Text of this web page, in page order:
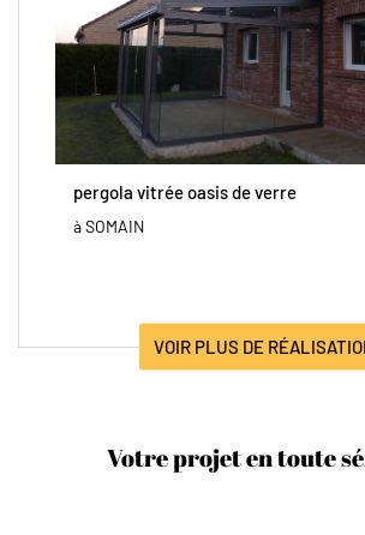
pergola vitrée oasis de verre
à SOMAIN
VOIR PLUS DE
Votre projet en toute